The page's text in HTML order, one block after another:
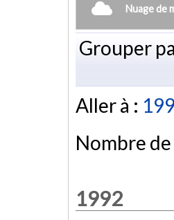
Nuage de
Grouper
Aller à :
Nombre
1992